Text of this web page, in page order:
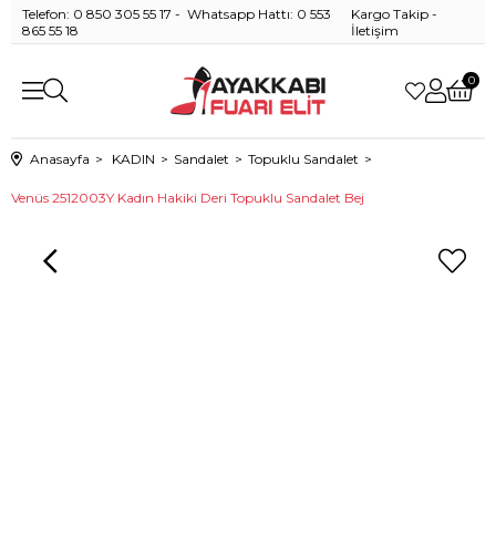
Telefon: 0 850 305 55 17 - Whatsapp Hattı: 0 553
865 55 18
Kargo Takip -
İletişim
0
Anasayfa KADIN Sandalet Topuklu Sandalet
Venüs 2512003Y Kadın Hakiki Deri Topuklu Sandalet Bej